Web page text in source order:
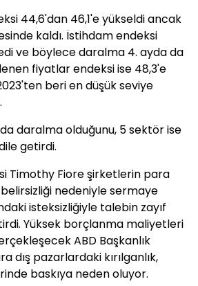
44,6'dan 46,1'e yükseldi ancak
kaldı. İstihdam endeksi
ve böylece daralma 4. ayda da
fiyatlar endeksi ise 48,3'e
beri en düşük seviye
daralma olduğunu, 5 sektör ise
getirdi.
Timothy Fiore şirketlerin para
nedeniyle sermaye
isteksizliğiyle talebin zayıf
Yüksek borçlanma maliyetleri
ABD Başkanlık
dış pazarlardaki kırılganlık,
baskıya neden oluyor.